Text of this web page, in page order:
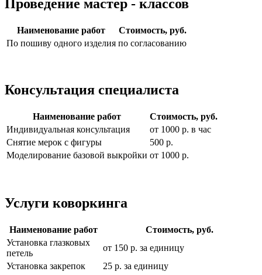
Проведение мастер - классов
Наименование работ
Стоимость, руб.
По пошиву одного изделия по согласованию
Консультация специалиста
Наименование работ
Стоимость, руб.
Индивидуальная консультация
от 1000 р. в час
Снятие мерок с фигуры
500 р.
Моделирование базовой выкройки от 1000 р.
Услуги коворкинга
Наименование работ
Стоимость, руб.
Установка глазковых
петель
от 150 р. за единицу
Установка закрепок
25 р. за единицу